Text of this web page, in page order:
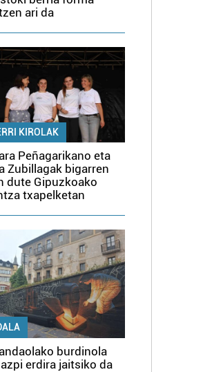
ari da
KIROLAK
Peñagarikano eta
Zubillagak bigarren
dute Gipuzkoako
txapelketan
burdinola
erdira jaitsiko da